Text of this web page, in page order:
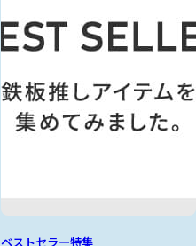
ベストセラー特集